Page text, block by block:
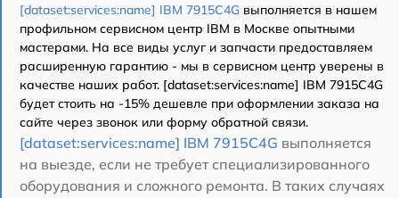
[dataset:services:name] IBM 7915C4G выполняется в нашем
профильном сервисном центр IBM в Москве опытными
мастерами. На все виды услуг и запчасти предоставляем
расширенную гарантию - мы в сервисном центр уверены в
качестве наших работ. [dataset:services:name] IBM 7915C4G
будет стоить на -15% дешевле при оформлении заказа на
сайте через звонок или форму обратной связи.
[dataset:services:name] IBM 7915C4G выполняется
на выезде, если не требует специализированного
оборудования и сложного ремонта. В таких случаях